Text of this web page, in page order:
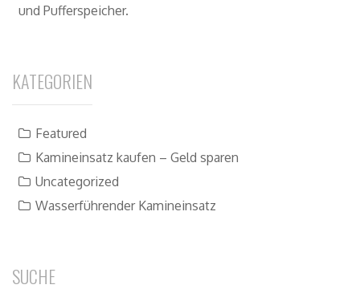
und Pufferspeicher.
KATEGORIEN
Featured
Kamineinsatz kaufen – Geld sparen
Uncategorized
Wasserführender Kamineinsatz
SUCHE